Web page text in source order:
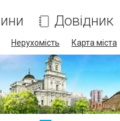
Довідник
Нерухомість Карта міста